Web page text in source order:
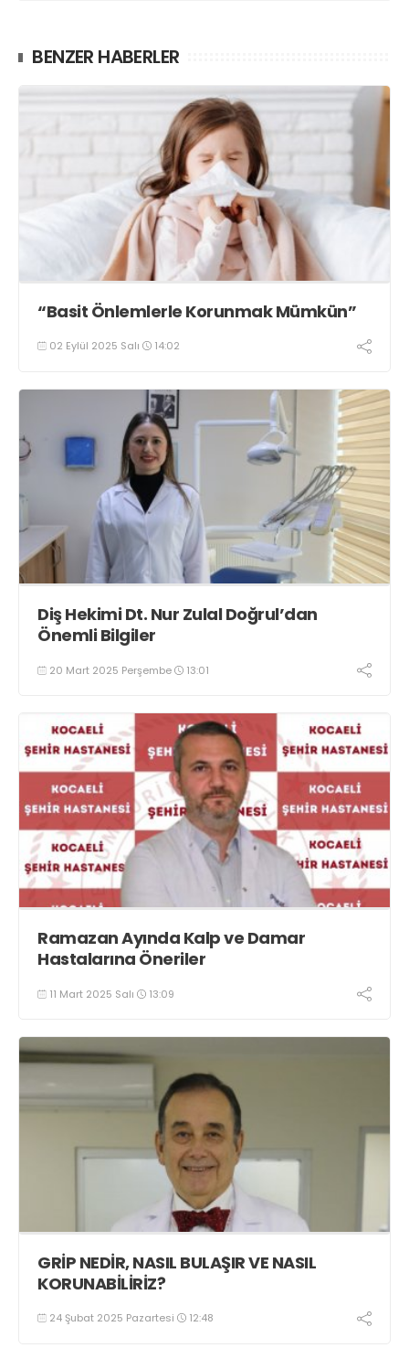
BENZER HABERLER
“Basit Önlemlerle Korunmak Mümkün”
02 Eylül 2025 Salı 14:02
Diş Hekimi Dt. Nur Zulal Doğrul’dan
Önemli Bilgiler
20 Mart 2025 Perşembe 13:01
Ramazan Ayında Kalp ve Damar
Hastalarına Öneriler
11 Mart 2025 Salı 13:09
GRİP NEDİR, NASIL BULAŞIR VE NASIL
KORUNABİLİRİZ?
24 Şubat 2025 Pazartesi 12:48